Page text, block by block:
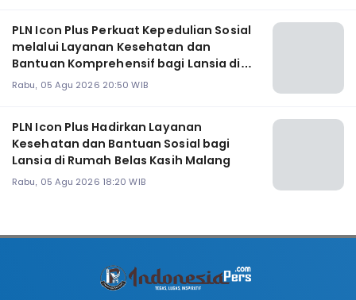
PLN Icon Plus Perkuat Kepedulian Sosial
melalui Layanan Kesehatan dan
Bantuan Komprehensif bagi Lansia di
Malang
Rabu, 05 Agu 2026 20:50 WIB
PLN Icon Plus Hadirkan Layanan
Kesehatan dan Bantuan Sosial bagi
Lansia di Rumah Belas Kasih Malang
Rabu, 05 Agu 2026 18:20 WIB